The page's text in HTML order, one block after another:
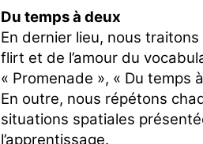
Du temps à deux
En dernier lieu, nous
flirt et de l’amour du
« Promenade », « Du temps
En outre, nous répétons
situations spatiales
l’apprentissage.